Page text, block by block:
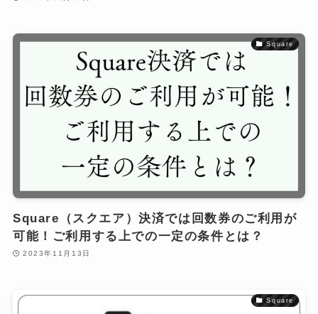
Square
Square（スクエア）決済では回数券のご利用が
可能！ご利用する上での一定の条件とは？
2023年11月13日
Square